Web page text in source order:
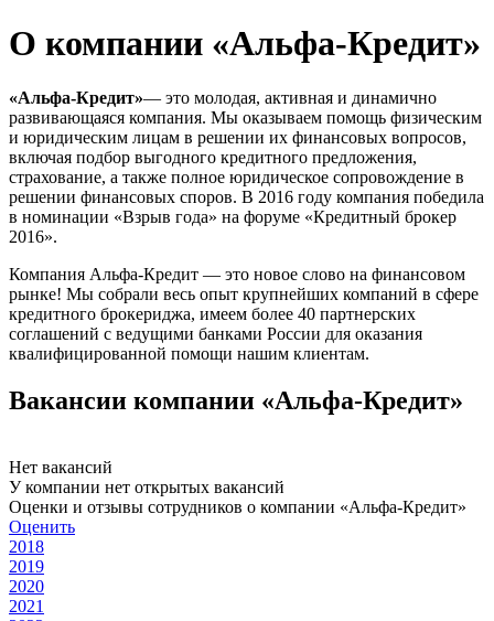
О компании «Альфа-Кредит»
«Альфа-Кредит»— это молодая, активная и динамично
развивающаяся компания. Мы оказываем помощь физическим
и юридическим лицам в решении их финансовых вопросов,
включая подбор выгодного кредитного предложения,
страхование, а также полное юридическое сопровождение в
решении финансовых споров. В 2016 году компания победила
в номинации «Взрыв года» на форуме «Кредитный брокер
2016».
Компания Альфа-Кредит — это новое слово на финансовом
рынке! Мы собрали весь опыт крупнейших компаний в сфере
кредитного брокериджа, имеем более 40 партнерских
соглашений с ведущими банками России для оказания
квалифицированной помощи нашим клиентам.
Вакансии компании «Альфа-Кредит»
Нет вакансий
У компании нет открытых вакансий
Оценки и отзывы сотрудников о компании «Альфа-Кредит»
Оценить
2018
2019
2020
2021